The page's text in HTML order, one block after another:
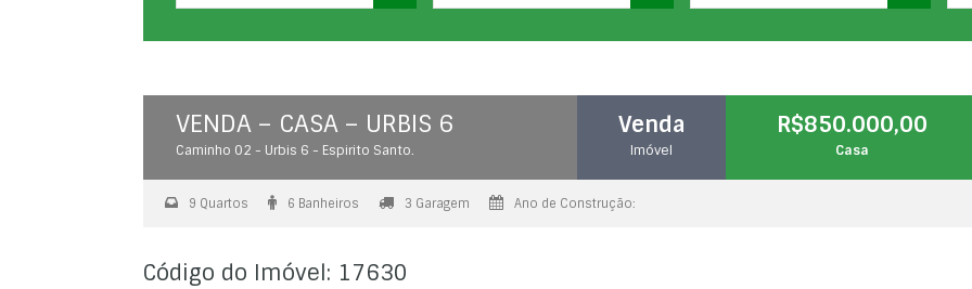
VENDA – CASA – URBIS 6
Caminho 02 - Urbis 6 - Espirito Santo.
Venda
Imóvel
R$850.000,00
Casa
9 Quartos 6 Banheiros 3 Garagem Ano de Construção:
Código do Imóvel: 17630